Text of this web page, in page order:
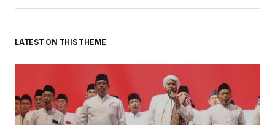
LATEST ON THIS THEME